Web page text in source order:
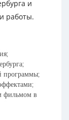
и
работы.
программы;
фильмом в